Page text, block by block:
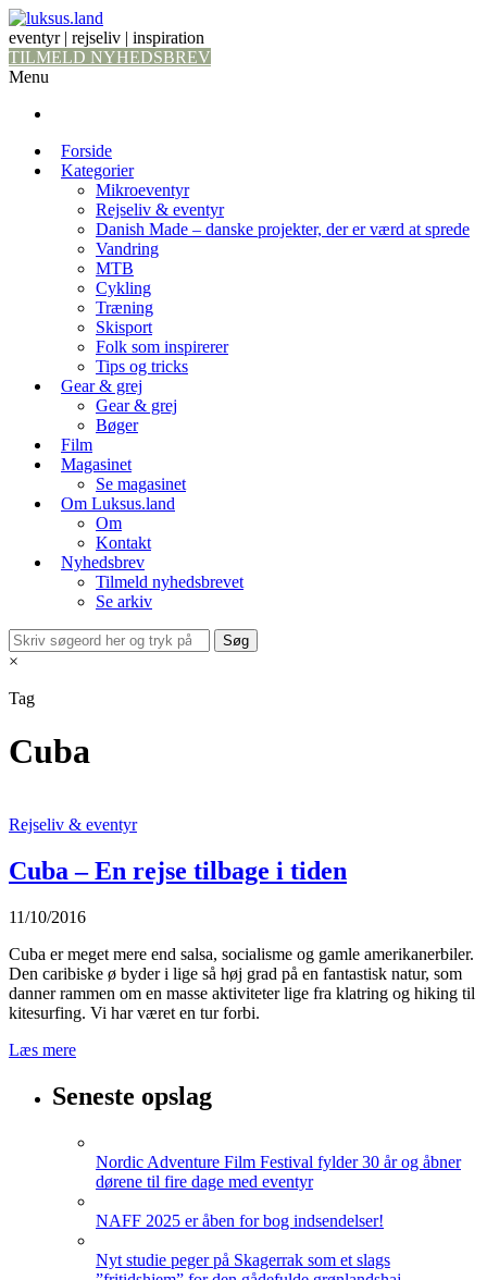
eventyr | rejseliv | inspiration
TILMELD NYHEDSBREV
Menu
Forside
Kategorier
Mikroeventyr
Rejseliv & eventyr
Danish Made – danske projekter, der er værd at sprede
Vandring
MTB
Cykling
Træning
Skisport
Folk som inspirerer
Tips og tricks
Gear & grej
Gear & grej
Bøger
Film
Magasinet
Se magasinet
Om Luksus.land
Om
Kontakt
Nyhedsbrev
Tilmeld nyhedsbrevet
Se arkiv
×
Tag
Cuba
Rejseliv & eventyr
Cuba – En rejse tilbage i tiden
11/10/2016
Cuba er meget mere end salsa, socialisme og gamle amerikanerbiler.
Den caribiske ø byder i lige så høj grad på en fantastisk natur, som
danner rammen om en masse aktiviteter lige fra klatring og hiking til
kitesurfing. Vi har været en tur forbi.
Læs mere
Seneste opslag
Nordic Adventure Film Festival fylder 30 år og åbner
dørene til fire dage med eventyr
NAFF 2025 er åben for bog indsendelser!
Nyt studie peger på Skagerrak som et slags